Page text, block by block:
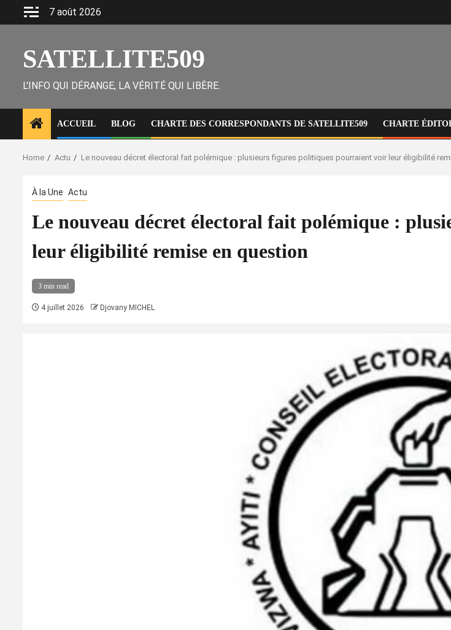
7 août 2026
SATELLITE509
L'INFO QUI DÉRANGE, LA VÉRITÉ QUI LIBÈRE.
ACCUEIL BLOG CHARTE DES CORRESPONDANTS DE SATELLITE509 CHARTE
Home Actu Le nouveau décret électoral fait polémique : plusieurs figures politiques pourraient voir leur éligibilité
À la Une Actu
Le nouveau décret électoral fait polémique :
leur éligibilité remise en question
3 min read
4 juillet 2026 Djovany MICHEL